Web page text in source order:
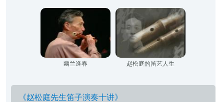
幽兰逢春 赵松庭的笛艺人生
《赵松庭先生笛子演奏十讲》